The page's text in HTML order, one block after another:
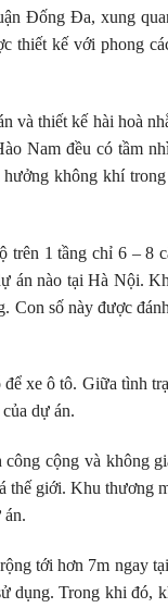
Đống Đa, xung
kế với phong
và thiết kế hài hoà
Nam đều có tầm
không khí
1 tầng chỉ 6 – 8
án nào tại Hà Nội.
Con số này được
xe ô tô. Giữa tình
dự án.
cộng và không
thế giới. Khu thương
án.
tới hơn 7m ngay
dụng. Trong khi đó,